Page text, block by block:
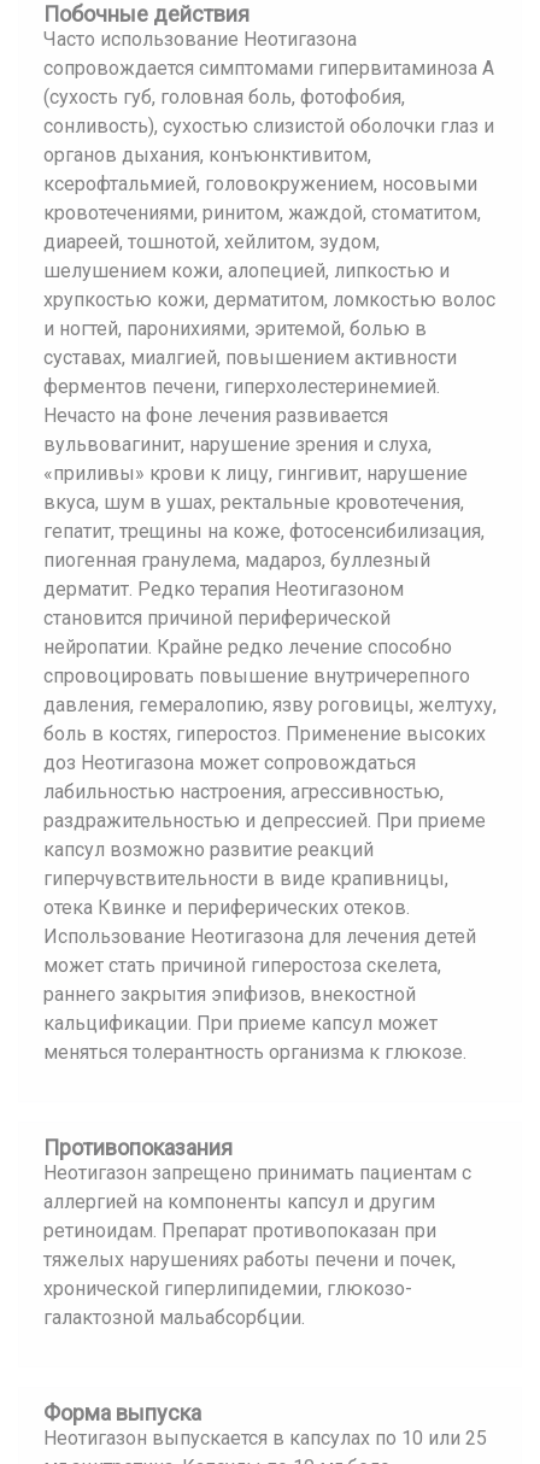
Побочные действия
Часто использование Неотигазона
сопровождается симптомами гипервитаминоза А
(сухость губ, головная боль, фотофобия,
сонливость), сухостью слизистой оболочки глаз и
органов дыхания, конъюнктивитом,
ксерофтальмией, головокружением, носовыми
кровотечениями, ринитом, жаждой, стоматитом,
диареей, тошнотой, хейлитом, зудом,
шелушением кожи, алопецией, липкостью и
хрупкостью кожи, дерматитом, ломкостью волос
и ногтей, паронихиями, эритемой, болью в
суставах, миалгией, повышением активности
ферментов печени, гиперхолестеринемией.
Нечасто на фоне лечения развивается
вульвовагинит, нарушение зрения и слуха,
«приливы» крови к лицу, гингивит, нарушение
вкуса, шум в ушах, ректальные кровотечения,
гепатит, трещины на коже, фотосенсибилизация,
пиогенная гранулема, мадароз, буллезный
дерматит. Редко терапия Неотигазоном
становится причиной периферической
нейропатии. Крайне редко лечение способно
спровоцировать повышение внутричерепного
давления, гемералопию, язву роговицы, желтуху,
боль в костях, гиперостоз. Применение высоких
доз Неотигазона может сопровождаться
лабильностью настроения, агрессивностью,
раздражительностью и депрессией. При приеме
капсул возможно развитие реакций
гиперчувствительности в виде крапивницы,
отека Квинке и периферических отеков.
Использование Неотигазона для лечения детей
может стать причиной гиперостоза скелета,
раннего закрытия эпифизов, внекостной
кальцификации. При приеме капсул может
меняться толерантность организма к глюкозе.
Противопоказания
Неотигазон запрещено принимать пациентам с
аллергией на компоненты капсул и другим
ретиноидам. Препарат противопоказан при
тяжелых нарушениях работы печени и почек,
хронической гиперлипидемии, глюкозо-
галактозной мальабсорбции.
Форма выпуска
Неотигазон выпускается в капсулах по 10 или 25